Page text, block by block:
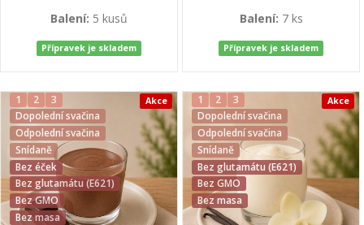
Balení: 5 kusů
Přípravek je skladem
Balení: 7 ks
Přípravek je skladem
1 2
3
Dopolední svačina
Odpolední svačina
Snídaně
Bez éček
Bez glutamátu (E621)
Bez GMO
Bez masa
Akce 1 2
3
Dopolední svačina
Odpolední svačina
Snídaně
Bez glutamátu (E621)
Bez GMO
Bez masa
Akce